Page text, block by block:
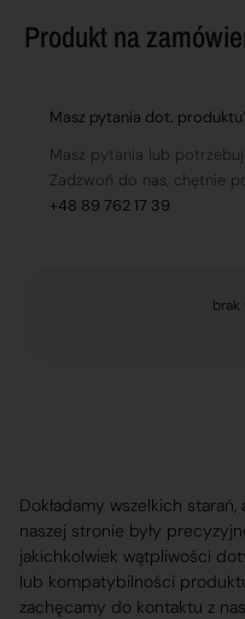
Produkt na
Masz pytania dot.
Masz pytania lub
Zadzwoń do nas, chętnie
+48 89 762 17 39
brak
Dokładamy wszelkich
naszej stronie były
jakichkolwiek wątpliwości
lub kompatybilności
zachęcamy do kontaktu z